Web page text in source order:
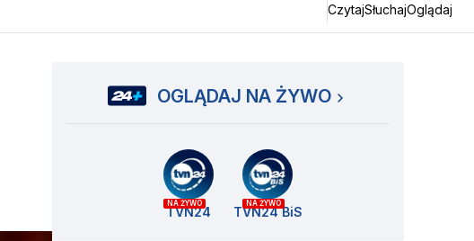
CzytajSłuchajOglądaj
OGLĄDAJ NA ŻYWO
NA ŻYWO
TVN24
NA ŻYWO
TVN24 BiS